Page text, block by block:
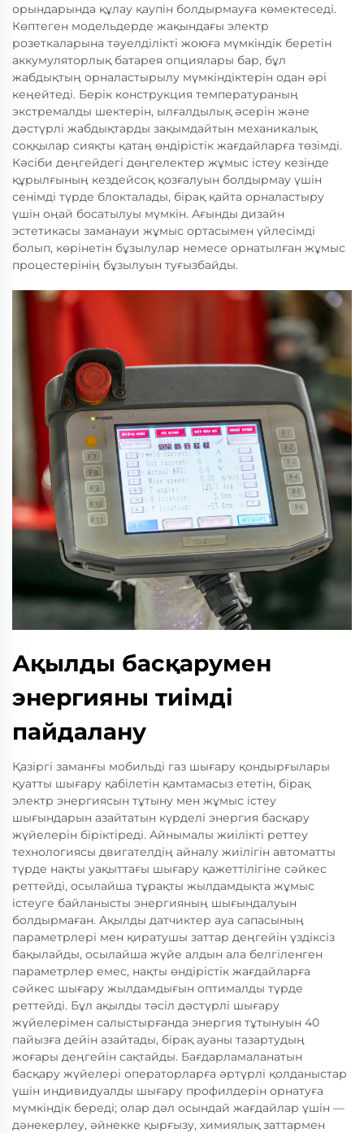
орындарында құлау қаупін болдырмауға көмектеседі.
Көптеген модельдерде жақындағы электр
розеткаларына тәуелділікті жоюға мүмкіндік беретін
аккумуляторлық батарея опциялары бар, бұл
жабдықтың орналастырылу мүмкіндіктерін одан әрі
кеңейтеді. Берік конструкция температураның
экстремалды шектерін, ылғалдылық әсерін және
дәстүрлі жабдықтарды зақымдайтын механикалық
соққылар сияқты қатаң өндірістік жағдайларға төзімді.
Кәсіби деңгейдегі дөңгелектер жұмыс істеу кезінде
құрылғының кездейсоқ қозғалуын болдырмау үшін
сенімді түрде блокталады, бірақ қайта орналастыру
үшін оңай босатылуы мүмкін. Ағынды дизайн
эстетикасы заманауи жұмыс ортасымен үйлесімді
болып, көрінетін бұзылулар немесе орнатылған жұмыс
процестерінің бұзылуын туғызбайды.
Ақылды басқарумен
энергияны тиімді
пайдалану
Қазіргі заманғы мобильді газ шығару қондырғылары
қуатты шығару қабілетін қамтамасыз ететін, бірақ
электр энергиясын тұтыну мен жұмыс істеу
шығындарын азайтатын күрделі энергия басқару
жүйелерін біріктіреді. Айнымалы жиілікті реттеу
технологиясы двигателдің айналу жиілігін автоматты
түрде нақты уақыттағы шығару қажеттілігіне сәйкес
реттейді, осылайша тұрақты жылдамдықта жұмыс
істеуге байланысты энергияның шығындалуын
болдырмаған. Ақылды датчиктер ауа сапасының
параметрлері мен қиратушы заттар деңгейін үздіксіз
бақылайды, осылайша жүйе алдын ала белгіленген
параметрлер емес, нақты өндірістік жағдайларға
сәйкес шығару жылдамдығын оптималды түрде
реттейді. Бұл ақылды тәсіл дәстүрлі шығару
жүйелерімен салыстырғанда энергия тұтынуын 40
пайызға дейін азайтады, бірақ ауаны тазартудың
жоғары деңгейін сақтайды. Бағдарламаланатын
басқару жүйелері операторларға әртүрлі қолданыстар
үшін индивидуалды шығару профилдерін орнатуға
мүмкіндік береді; олар дәл осындай жағдайлар үшін —
дәнекерлеу, әйнекке қырғызу, химиялық заттармен